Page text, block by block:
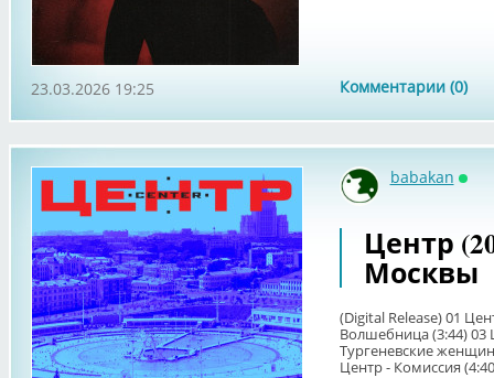
Комментарии (0)
23.03.2026 19:25
babakan
Центр
Москвы
(Digital Release) 01
Волшебница (3:44) 03
Тургеневские
Центр - Комиссия